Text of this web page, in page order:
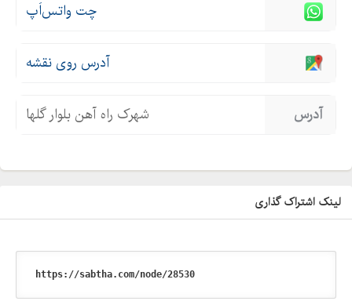
چت واتس‌اَپ
آدرس روی نقشه
آدرس شهرک راه آهن بلوار گلها
لینک اشتراک گذاری